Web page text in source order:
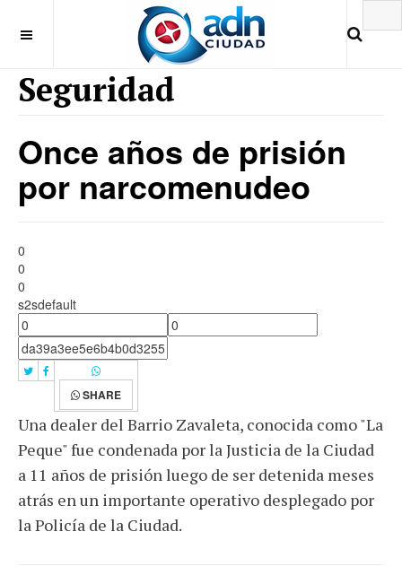
Seguridad
Once años de prisión
por narcomenudeo
0
0
0
s2sdefault
SHARE
Una dealer del Barrio Zavaleta, conocida como "La
Peque" fue condenada por la Justicia de la Ciudad
a 11 años de prisión luego de ser detenida meses
atrás en un importante operativo desplegado por
la Policía de la Ciudad.